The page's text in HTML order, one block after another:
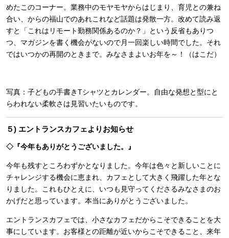
めたこのコーナー。業務中のモヤモヤからはじまり、育児との兼ね
合い、からの福山でのあれこれなど話題は発散一方。改めて読み返
すと「これはリモート勤務関係あるのか？」という反省もありつ
つ、マガジンを書く機会がないので月一回楽しい時間でした。それ
ではいつかの再開のときまで。みなさまよいお年を～！（はこだ）
写真：子どもの手書きTシャツとカレンダー。自由な発想と型にと
らわれない柔軟さは見習いたいものです。
５) エントランスカフェよりお知らせ
◇『今年もありがとうございました。』
今年も残すところわずかとなりました。今年は色々と新しいことに
チャレンジする機会に恵まれ、カフェとして大きく飛躍した年とな
りました。これもひとえに、いつも見守ってくださるみなさまのお
かげだと思っています。本当にありがとうございました。
エントランスカフェでは、小さなカフェだからこそできることを大
事にしています。お客様との距離が近いからこそできること、来年